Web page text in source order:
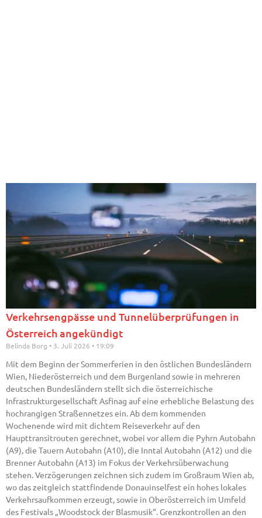
Verkehrsengpässe und Tunnelüberprüfungen in
Österreich angekündigt
Belinda Borg 3. Juli 2026 19:09
Mit dem Beginn der Sommerferien in den östlichen Bundesländern
Wien, Niederösterreich und dem Burgenland sowie in mehreren
deutschen Bundesländern stellt sich die österreichische
Infrastrukturgesellschaft Asfinag auf eine erhebliche Belastung des
hochrangigen Straßennetzes ein. Ab dem kommenden
Wochenende wird mit dichtem Reiseverkehr auf den
Haupttransitrouten gerechnet, wobei vor allem die Pyhrn Autobahn
(A9), die Tauern Autobahn (A10), die Inntal Autobahn (A12) und die
Brenner Autobahn (A13) im Fokus der Verkehrsüberwachung
stehen. Verzögerungen zeichnen sich zudem im Großraum Wien ab,
wo das zeitgleich stattfindende Donauinselfest ein hohes lokales
Verkehrsaufkommen erzeugt, sowie in Oberösterreich im Umfeld
des Festivals „Woodstock der Blasmusik“. Grenzkontrollen an den